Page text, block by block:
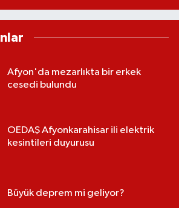
Afyon'da mezarlıkta bir erkek
cesedi bulundu
OEDAŞ Afyonkarahisar ili elektrik
kesintileri duyurusu
Büyük deprem mi geliyor?